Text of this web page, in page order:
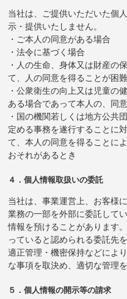
当社は、ご提供いただいた個
示・提供いたしません。
・ご本人の同意がある場合
・法令に基づく場合
・人の生命、身体又は財産の
て、人の同意を得ることが困
・公衆衛生の向上又は児童の
ある場合であって本人の、同
・国の機関若しくは地方公共
定める事務を遂行することに
て、本人の同意を得ることに
おそれがあるとき
４．個人情報取扱いの委託
当社は、事業運営上、お客様
業務の一部を外部に委託して
情報を預けることがあります
っていると認められる委託先
適正管理・機密保持などによ
な事項を取決め、適切な管理
５．個人情報の開示等の請求